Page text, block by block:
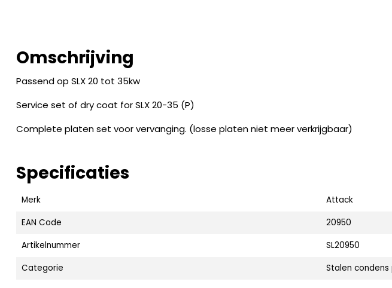
Omschrijving
Passend op SLX 20 tot 35kw
Service set of dry coat for SLX 20-35 (P)
Complete platen set voor vervanging. (losse platen niet meer verkrijgbaar)
Specificaties
Merk
Attack
EAN Code
20950
Artikelnummer
SL20950
Categorie
Stalen condens